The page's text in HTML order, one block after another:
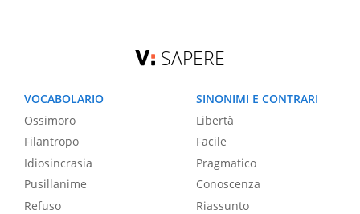
SAPERE
VOCABOLARIO
Ossimoro
Filantropo
Idiosincrasia
Pusillanime
Refuso
SINONIMI E CONTRARI
Libertà
Facile
Pragmatico
Conoscenza
Riassunto